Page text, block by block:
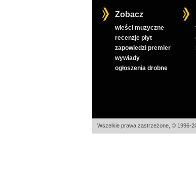
Zobacz
wieści muzyczne
recenzje płyt
zapowiedzi premier
wywiady
ogłoszenia drobne
Wszelkie prawa zastrzeżone, © 1996-